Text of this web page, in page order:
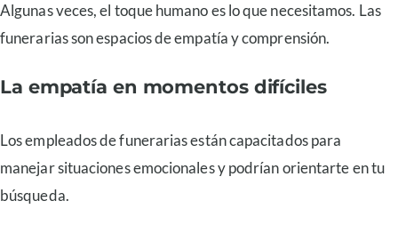
Algunas veces, el toque humano es lo que necesitamos. Las
funerarias son espacios de empatía y comprensión.
La empatía en momentos difíciles
Los empleados de funerarias están capacitados para
manejar situaciones emocionales y podrían orientarte en tu
búsqueda.